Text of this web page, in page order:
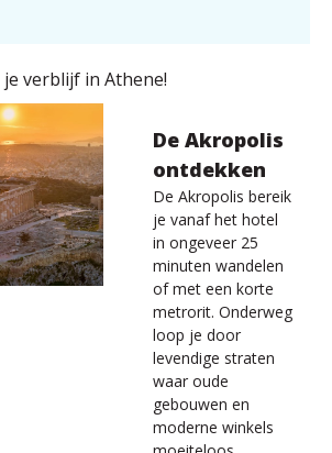
verblijf in Athene!
De Akropolis
ontdekken
De Akropolis bereik
je vanaf het hotel
in ongeveer 25
minuten wandelen
of met een korte
metrorit. Onderweg
loop je door
levendige straten
waar oude
gebouwen en
moderne winkels